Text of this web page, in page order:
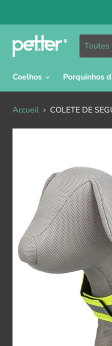
Toutes
Coelhos Porquinhos
Accueil COLETE DE